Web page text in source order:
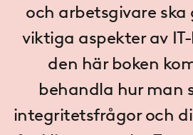
och arbetsgivare
viktiga aspekter av
den här boken
behandla hur man
integritetsfrågor och